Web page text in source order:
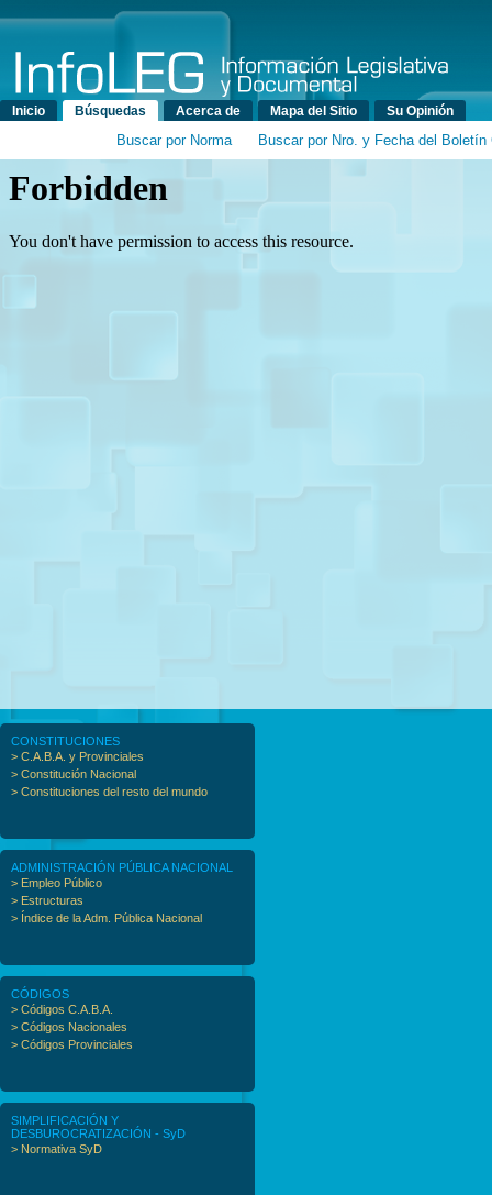
Menú principal
Inicio Búsquedas Acerca de Mapa del Sitio Su Opinión
Buscar por Norma Buscar por Nro. y Fecha del Boletín
CONSTITUCIONES
> C.A.B.A. y Provinciales
> Constitución Nacional
> Constituciones del resto del mundo
ADMINISTRACIÓN PÚBLICA NACIONAL
> Empleo Público
> Estructuras
> Índice de la Adm. Pública Nacional
CÓDIGOS
> Códigos C.A.B.A.
> Códigos Nacionales
> Códigos Provinciales
SIMPLIFICACIÓN Y
DESBUROCRATIZACIÓN - SyD
> Normativa SyD